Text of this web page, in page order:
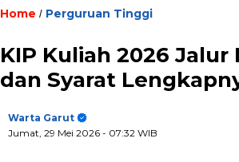
Home / Perguruan Tinggi
KIP Kuliah 2026
dan Syarat
Warta Garut
Jumat, 29 Mei 2026 - 07:32 WIB